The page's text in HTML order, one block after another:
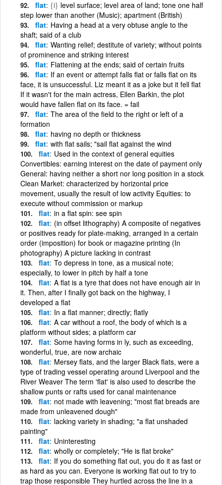
flat {i} level surface; level area of land; tone one half
step lower than another (Music); apartment (British)
flat Having a head at a very obtuse angle to the
shaft; said of a club
flat Wanting relief; destitute of variety; without points
of prominence and striking interest
flat Flattening at the ends; said of certain fruits
flat If an event or attempt falls flat or falls flat on its
face, it is unsuccessful. Liz meant it as a joke but it fell flat
If it wasn't for the main actress, Ellen Barkin, the plot
would have fallen flat on its face. = fail
flat The area of the field to the right or left of a
formation
flat having no depth or thickness
flat with flat sails; "sail flat against the wind
flat Used in the context of general equities
Convertibles: earning interest on the date of payment only
General: having neither a short nor long position in a stock
Clean Market: characterized by horizontal price
movement, usually the result of low activity Equities: to
execute without commission or markup
flat in a flat spin: see spin
flat (in offset lithography) A composite of negatives
or positives ready for plate-making, arranged in a certain
order (imposition) for book or magazine printing (In
photography) A picture lacking in contrast
flat To depress in tone, as a musical note;
especially, to lower in pitch by half a tone
flat A flat is a tyre that does not have enough air in
it. Then, after I finally got back on the highway, I
developed a flat
flat In a flat manner; directly; flatly
flat A car without a roof, the body of which is a
platform without sides; a platform car
flat Some having forms in ly, such as exceeding,
wonderful, true, are now archaic
flat Mersey flats, and the larger Black flats, were a
type of trading vessel operating around Liverpool and the
River Weaver The term 'flat' is also used to describe the
shallow punts or rafts used for canal maintenance
flat not made with leavening; "most flat breads are
made from unleavened dough"
flat lacking variety in shading; "a flat unshaded
painting"
flat Uninteresting
flat wholly or completely; "He is flat broke"
flat If you do something flat out, you do it as fast or
as hard as you can. Everyone is working flat out to try to
trap those responsible They hurtled across the line in a